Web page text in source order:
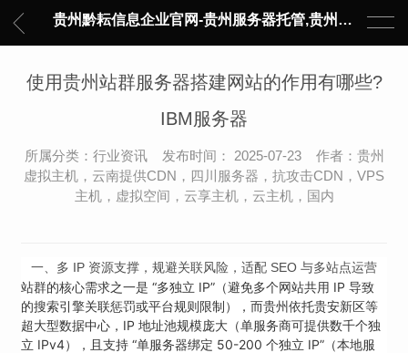
贵州黔耘信息企业官网-贵州服务器托管,贵州主机托管,云服务器托管,数据中心托管,网络设备托管,服务器租用,托管服务提供商,服务器管理-黔耘信息 贵州数据中心机柜租用-专业贵州IDC托管服务器维修
使用贵州站群服务器搭建网站的作用有哪些?
IBM服务器
所属分类：行业资讯 发布时间： 2025-07-23 作者：贵州
虚拟主机，云南提供CDN，四川服务器，抗攻击CDN，VPS
主机，虚拟空间，云享主机，云主机，国内
一、 多 IP 资源支撑，规避关联风险，适配 SEO 与多站点运营
站群的核心需求之一是 “多独立 IP”（避免多个网站共用 IP 导致
的搜索引擎关联惩罚或平台规则限制），而贵州依托贵安新区等
超大型数据中心，IP 地址池规模庞大（单服务商可提供数千个独
立 IPv4），且支持 “单服务器绑定 50-200 个独立 IP”（本地服